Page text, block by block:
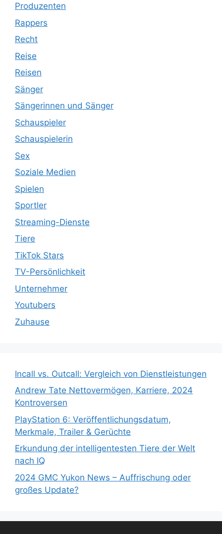
Produzenten
Rappers
Recht
Reise
Reisen
Sänger
Sängerinnen und Sänger
Schauspieler
Schauspielerin
Sex
Soziale Medien
Spielen
Sportler
Streaming-Dienste
Tiere
TikTok Stars
TV-Persönlichkeit
Unternehmer
Youtubers
Zuhause
Incall vs. Outcall: Vergleich von Dienstleistungen
Andrew Tate Nettovermögen, Karriere, 2024
Kontroversen
PlayStation 6: Veröffentlichungsdatum,
Merkmale, Trailer & Gerüchte
Erkundung der intelligentesten Tiere der Welt
nach IQ
2024 GMC Yukon News – Auffrischung oder
großes Update?